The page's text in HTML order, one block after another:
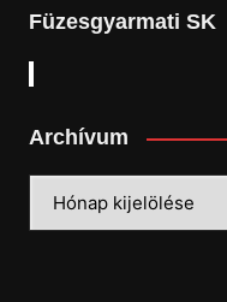
Füzesgyarmati SK
Archívum